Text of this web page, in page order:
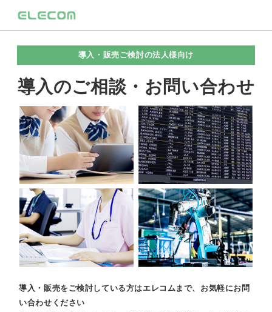
導入・販売ご検討の法人様向け
導入のご相談・お問い合わせ
導入・販売をご検討している方はエレコムまで、お気軽にお問
い合わせください